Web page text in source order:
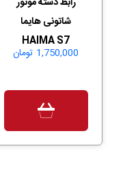
شاتونی هایما
HAIMA S7
1,750,000 تومان